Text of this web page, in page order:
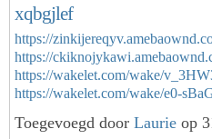
xqbgjlef
https://
https://
https://wakelet.com/wake/
https://wakelet.com/wake/e0-
Toegevoegd door Laurie op